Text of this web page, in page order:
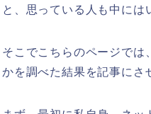
と、思っている人も中には
そこでこちらのページでは
かを調べた結果を記事にさ